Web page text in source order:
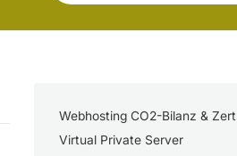
Webhosting CO2-Bilanz &
Virtual Private Server